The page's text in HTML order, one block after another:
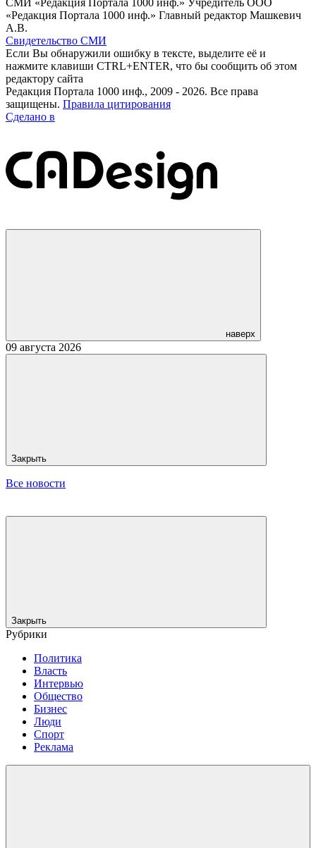
«Редакция Портала 1000 инф.» Главный редактор Машкевич
А.В.
Свидетельство СМИ
Если Вы обнаружили ошибку в тексте, выделите её и
нажмите клавиши CTRL+ENTER, что бы сообщить об этом
редактору сайта
Редакция Портала 1000 инф., 2009 - 2026. Все права
защищены. Правила цитирования
Сделано в
наверх
09 августа 2026
Закрыть
Все новости
Закрыть
Рубрики
Политика
Власть
Интервью
Общество
Бизнес
Люди
Спорт
Реклама